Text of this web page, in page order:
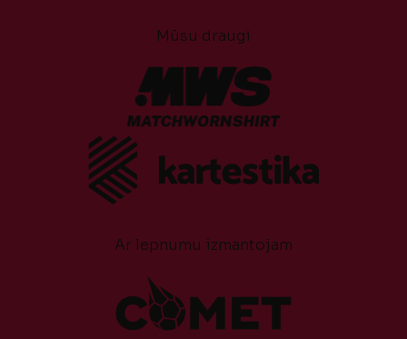
Mūsu draugi
Ar lepnumu izmantojam